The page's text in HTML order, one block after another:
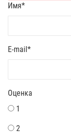
Имя*
E-mail*
Оценка
1
2